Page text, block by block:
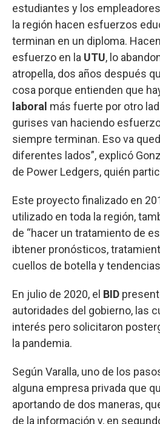
estudiantes y los
la región hacen esfuerzos
terminan en un diploma.
esfuerzo en la UTU, lo
atropella, dos años después
cosa porque entienden que
laboral más fuerte por otro
gurises van haciendo
siempre terminan. Eso va
diferentes lados”, explicó
de Power Ledgers, quién
Este proyecto finalizado en
utilizado en toda la región,
de “hacer un tratamiento de
ibtener pronósticos,
cuellos de botella y
En julio de 2020, el BID
autoridades del gobierno, las
interés pero solicitaron
la pandemia.
Según Varalla, uno de los
alguna empresa privada que
aportando de dos maneras,
de la información y, en